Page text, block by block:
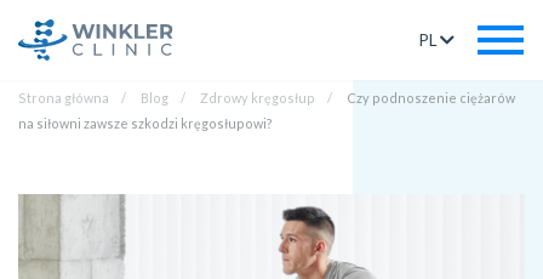
PL
Strona główna Blog Zdrowy kręgosłup
Czy podnoszenie ciężarów
na siłowni zawsze szkodzi kręgosłupowi?